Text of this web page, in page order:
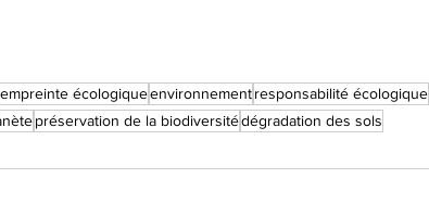
empreinte écologiqueenvironnementresponsabilité écologique
préservation de la biodiversitédégradation des sols